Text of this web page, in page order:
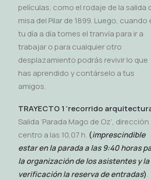
películas, como el rodaje de la salida
misa del Pilar de 1899. Luego, cuando
tu día a día tomes el tranvía para ir a
trabajar o para cualquier otro
desplazamiento podrás revivir lo que
has aprendido y contárselo a tus
amigos.
TRAYECTO 1 ‘recorrido
Salida ‘Parada Mago de Oz’, dirección
centro a las 10,07 h. (imprescindible
estar en la parada a las 9:40 horas
la organización de los asistentes y la
verificación la reserva de entradas).